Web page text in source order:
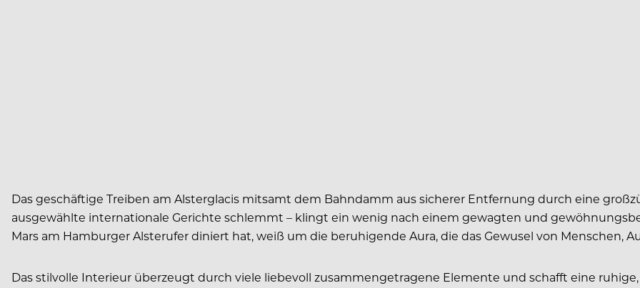
Das geschäftige Treiben am Alsterglacis mitsamt dem Bahndamm aus sicherer Entfernung durch eine
ausgewählte internationale Gerichte schlemmt – klingt ein wenig nach einem gewagten und
Mars am Hamburger Alsterufer diniert hat, weiß um die beruhigende Aura, die das Gewusel von Menschen,
Das stilvolle Interieur überzeugt durch viele liebevoll zusammengetragene Elemente und schafft eine